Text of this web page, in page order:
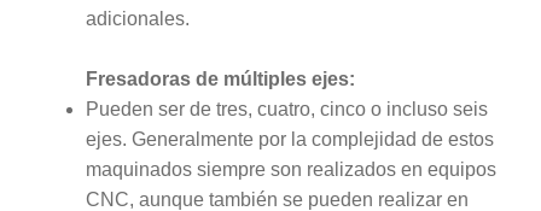
adicionales.
Fresadoras de múltiples ejes:
Pueden ser de tres, cuatro, cinco o incluso seis
ejes. Generalmente por la complejidad de estos
maquinados siempre son realizados en equipos
CNC, aunque también se pueden realizar en